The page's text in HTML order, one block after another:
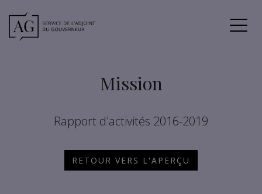
Mission
Rapport d'activités 2016-2019
RETOUR VERS L'APERÇU